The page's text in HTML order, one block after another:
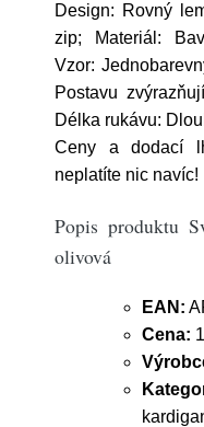
Design: Rovný
zip; Materiál:
Vzor:
Postavu
Délka rukávu:
Ceny a dodací
neplatíte nic navíc!
Popis produktu
olivová
EAN:
Cena: